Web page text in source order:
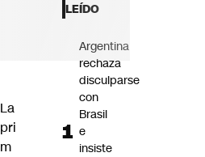
La
pri
m
LEÍDO
Argentina
rechaza
disculparse
con
Brasil
e
insiste